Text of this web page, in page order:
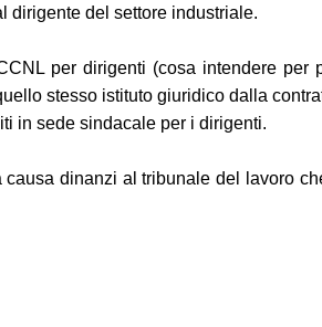
dirigente del settore industriale.
per dirigenti (cosa intendere
stesso istituto giuridico dalla
in sede sindacale per i dirigenti.
dinanzi al tribunale del lavoro